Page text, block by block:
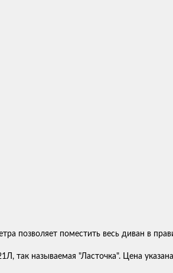
позволяет поместить весь диван в
так называемая "Ласточка". Цена